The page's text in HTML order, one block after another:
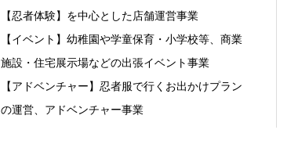
【忍者体験】を中心とした店舗運営事業
【イベント】幼稚園や学童保育・小学校等、商業
施設・住宅展示場などの出張イベント事業
【アドベンチャー】忍者服で行くお出かけプラン
の運営、アドベンチャー事業